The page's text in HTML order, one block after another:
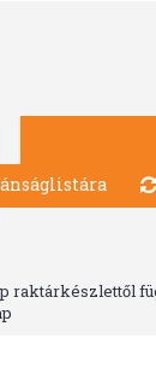
raktárkészlettől